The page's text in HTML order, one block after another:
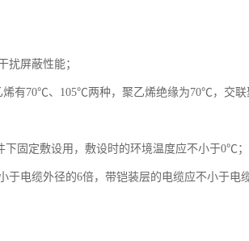
扰屏蔽性能；
烯有70℃、105℃两种，聚乙烯绝缘为70℃，交
固定敷设用，敷设时的环境温度应不小于0℃；
电缆外径的6倍，带铠装层的电缆应不小于电